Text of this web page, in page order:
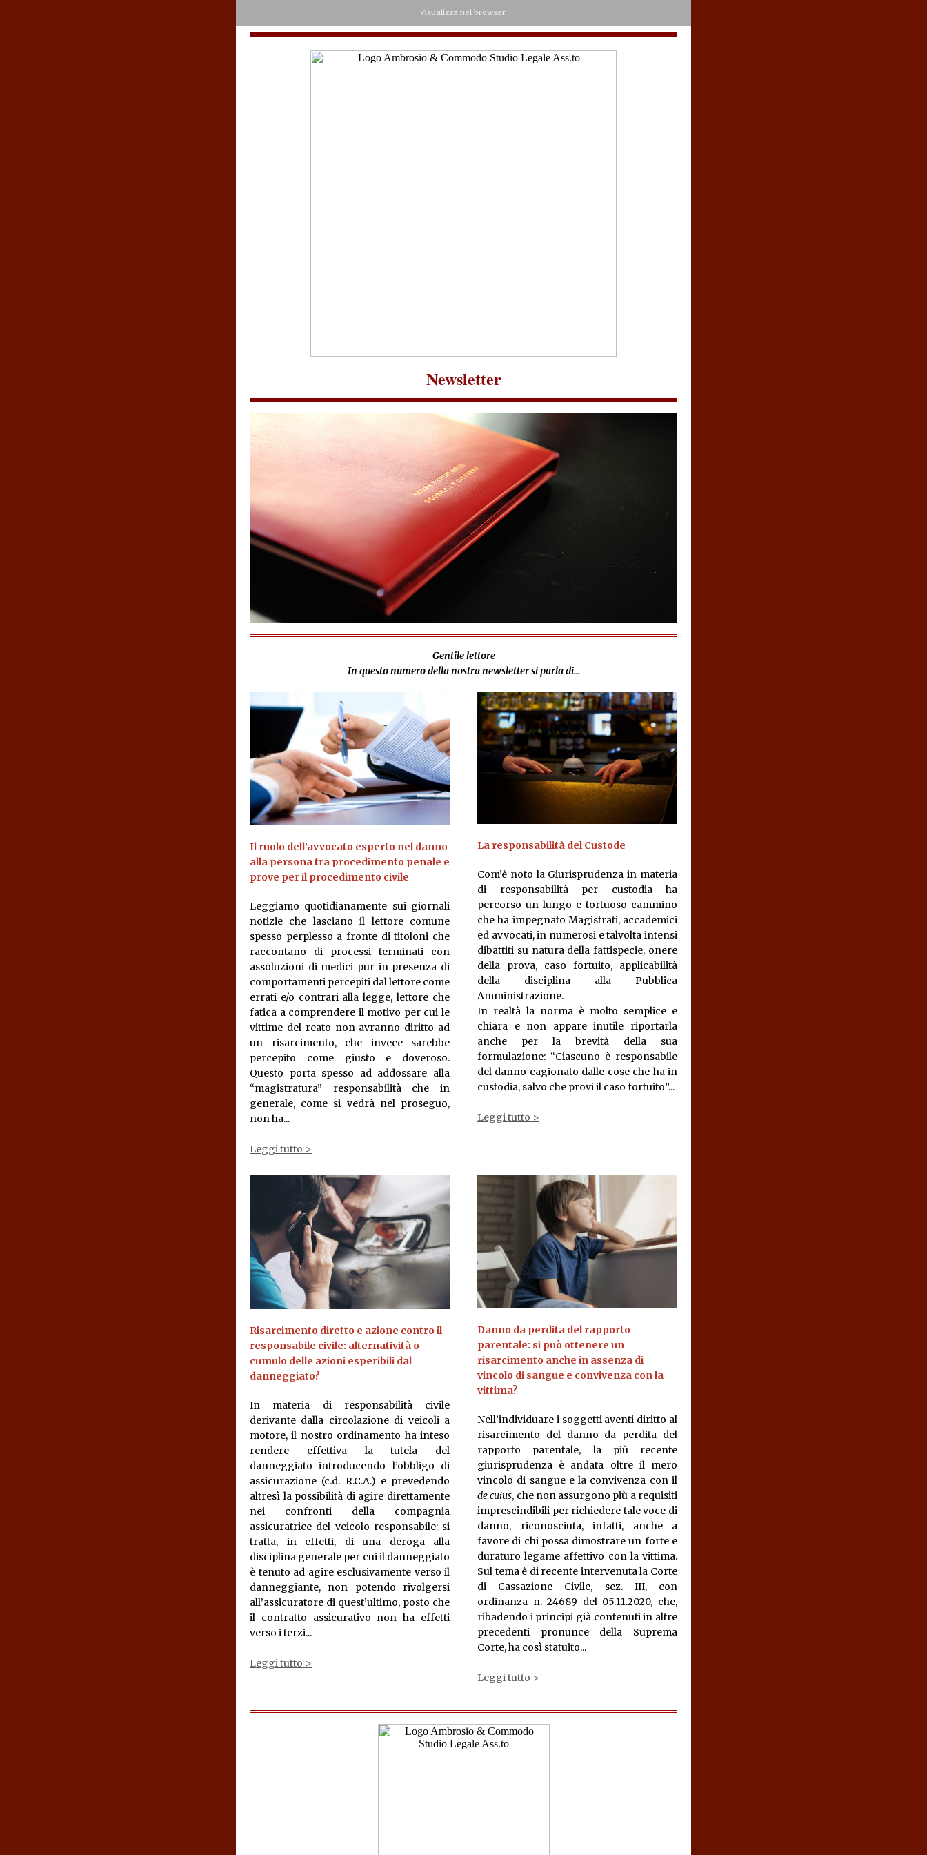
Visualizza nel browser
‍Newsletter
Gentile lettore
In questo numero della nostra newsletter si parla di...
Il ruolo dell’avvocato esperto nel danno
alla persona tra procedimento penale e
prove per il procedimento civile
Leggiamo quotidianamente sui giornali
notizie che lasciano il lettore comune
spesso perplesso a fronte di titoloni che
raccontano di processi terminati con
assoluzioni di medici pur in presenza di
comportamenti percepiti dal lettore come
errati e/o contrari alla legge, lettore che
fatica a comprendere il motivo per cui le
vittime del reato non avranno diritto ad
un risarcimento, che invece sarebbe
percepito come giusto e doveroso.
Questo porta spesso ad addossare alla
“magistratura” responsabilità che in
generale, come si vedrà nel proseguo,
non ha...
Leggi tutto >
La responsabilità del Custode
Com’è noto la Giurisprudenza in materia
di responsabilità per custodia ha
percorso un lungo e tortuoso cammino
che ha impegnato Magistrati, accademici
ed avvocati, in numerosi e talvolta intensi
dibattiti su natura della fattispecie, onere
della prova, caso fortuito, applicabilità
della disciplina alla Pubblica
Amministrazione.
In realtà la norma è molto semplice e
chiara e non appare inutile riportarla
anche per la brevità della sua
formulazione: “Ciascuno è responsabile
del danno cagionato dalle cose che ha in
custodia, salvo che provi il caso fortuito”...
Leggi tutto >
Risarcimento diretto e azione contro il
responsabile civile: alternatività o
cumulo delle azioni esperibili dal
danneggiato?
In materia di responsabilità civile
derivante dalla circolazione di veicoli a
motore, il nostro ordinamento ha inteso
rendere effettiva la tutela del
danneggiato introducendo l’obbligo di
assicurazione (c.d. R.C.A.) e prevedendo
altresì la possibilità di agire direttamente
nei confronti della compagnia
assicuratrice del veicolo responsabile: si
tratta, in effetti, di una deroga alla
disciplina generale per cui il danneggiato
è tenuto ad agire esclusivamente verso il
danneggiante, non potendo rivolgersi
all’assicuratore di quest’ultimo, posto che
il contratto assicurativo non ha effetti
verso i terzi...
Leggi tutto >
Danno da perdita del rapporto
parentale: si può ottenere un
risarcimento anche in assenza di
vincolo di sangue e convivenza con la
vittima?
Nell’individuare i soggetti aventi diritto al
risarcimento del danno da perdita del
rapporto parentale, la più recente
giurisprudenza è andata oltre il mero
vincolo di sangue e la convivenza con il
de cuius, che non assurgono più a requisiti
imprescindibili per richiedere tale voce di
danno, riconosciuta, infatti, anche a
favore di chi possa dimostrare un forte e
duraturo legame affettivo con la vittima.
Sul tema è di recente intervenuta la Corte
di Cassazione Civile, sez. III, con
ordinanza n. 24689 del 05.11.2020, che,
ribadendo i principi già contenuti in altre
precedenti pronunce della Suprema
Corte, ha così statuito...
Leggi tutto >